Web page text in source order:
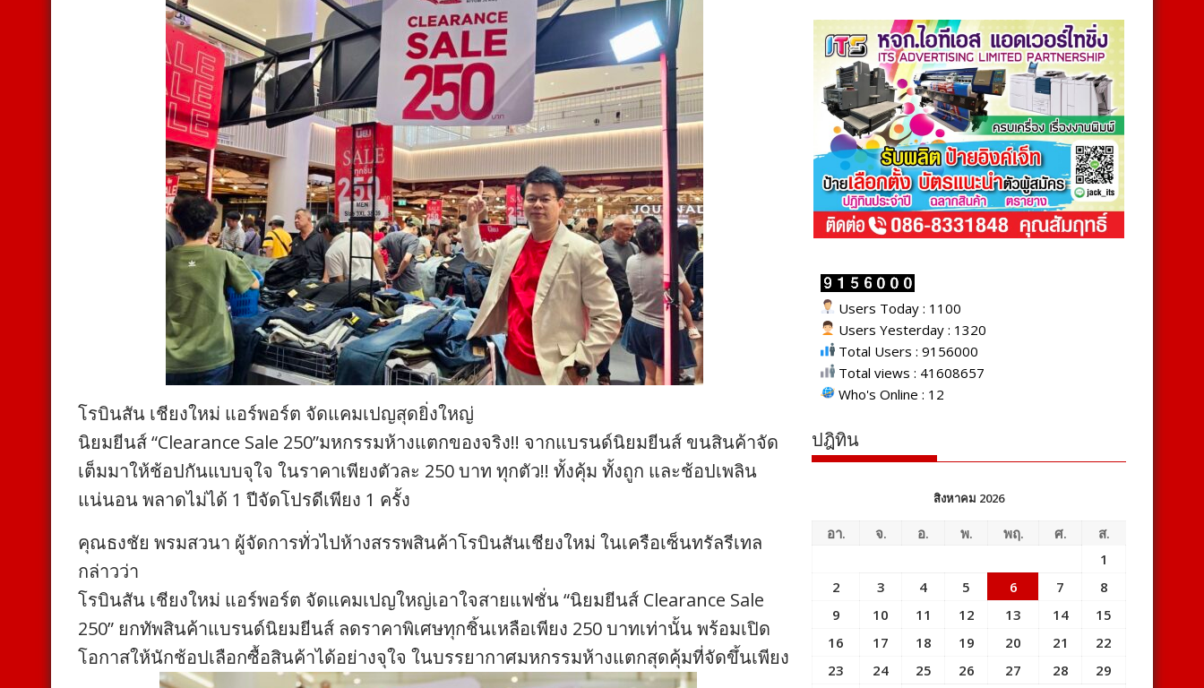
โรบินสัน เชียงใหม่ แอร์พอร์ต จัดแคมเปญสุดยิ่งใหญ่
นิยมยีนส์ “Clearance Sale 250”มหกรรมห้างแตกของจริง!! จากแบรนด์นิยมยีนส์ ขนสินค้าจัด
เต็มมาให้ช้อปกันแบบจุใจ ในราคาเพียงตัวละ 250 บาท ทุกตัว!! ทั้งคุ้ม ทั้งถูก และช้อปเพลิน
แน่นอน พลาดไม่ได้ 1 ปีจัดโปรดีเพียง 1 ครั้ง
คุณธงชัย พรมสวนา ผู้จัดการทั่วไปห้างสรรพสินค้าโรบินสันเชียงใหม่ ในเครือเซ็นทรัลรีเทล
กล่าวว่า
โรบินสัน เชียงใหม่ แอร์พอร์ต จัดแคมเปญใหญ่เอาใจสายแฟชั่น “นิยมยีนส์ Clearance Sale
250” ยกทัพสินค้าแบรนด์นิยมยีนส์ ลดราคาพิเศษทุกชิ้นเหลือเพียง 250 บาทเท่านั้น พร้อมเปิด
โอกาสให้นักช้อปเลือกซื้อสินค้าได้อย่างจุใจ ในบรรยากาศมหกรรมห้างแตกสุดคุ้มที่จัดขึ้นเพียง
Users Today : 1100
Users Yesterday : 1320
Total Users : 9156000
Total views : 41608657
Who's Online : 12
ปฎิทิน
สิงหาคม 2026
อา. จ. อ. พ. พฤ. ศ.
ส.
1
2
3 4 5 6 7
8
9
10 11 12 13 14
15
16
17 18 19 20 21
22
23
24 25 26 27 28
29